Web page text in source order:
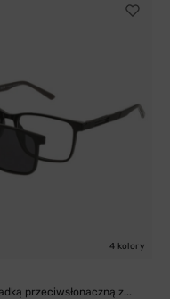
4 kolory
przeciwsłonaczną z...